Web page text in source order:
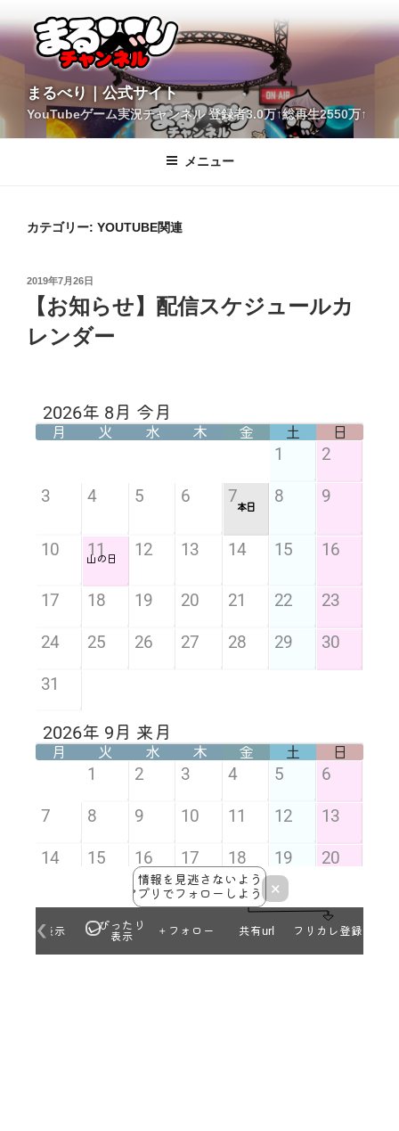
ン
テ
へ
ス
まるべり｜公式サイト
YouTubeゲーム実況チャンネル 登録者3.0万↑総再生2550万↑
メニュー
カテゴリー: YOUTUBE関連
投
2019年7月26日
【お知らせ】配信スケジュールカ
レンダー